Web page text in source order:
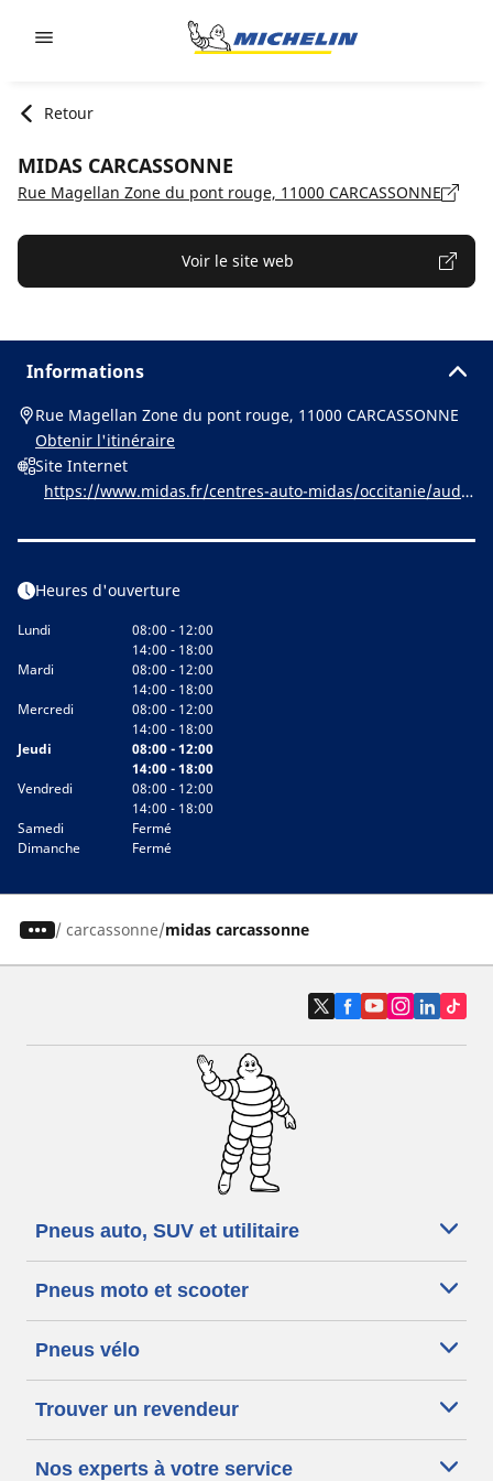
Retour
MIDAS CARCASSONNE
Rue Magellan Zone du pont rouge, 11000 CARCASSONNE
Voir le site web
Informations
Rue Magellan Zone du pont rouge, 11000 CARCASSONNE
Obtenir l'itinéraire
Site Internet
https://www.midas.fr/centres-auto-midas/occitanie/aude
Heures d'ouverture
Lundi
08:00 - 12:00
14:00 - 18:00
Mardi
08:00 - 12:00
14:00 - 18:00
Mercredi
08:00 - 12:00
14:00 - 18:00
Jeudi
08:00 - 12:00
14:00 - 18:00
Vendredi
08:00 - 12:00
14:00 - 18:00
Samedi
Fermé
Dimanche
Fermé
/ carcassonne midas carcassonne
Pneus auto, SUV et utilitaire
Pneus moto et scooter
Pneus vélo
Trouver un revendeur
Nos experts à votre service